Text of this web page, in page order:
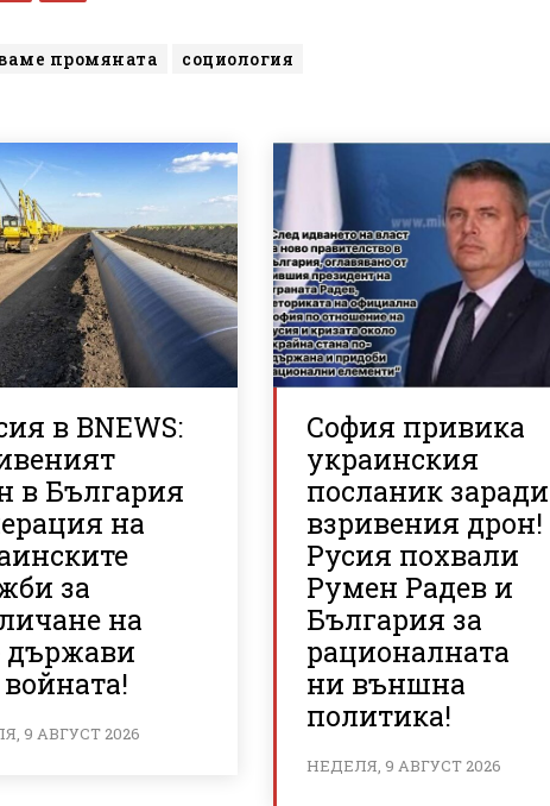
промяната социология
в BNEWS:
в България
на
за
на
държави
9 АВГУСТ 2026
София привика
украинския
посланик заради
взривения дрон!
Русия похвали
Румен Радев и
България за
рационалната
ни външна
политика!
НЕДЕЛЯ, 9 АВГУСТ 2026